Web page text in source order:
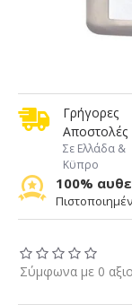
Γρήγορες
Αποστολές
Σε Ελλάδα &
Κϋπρο
100%
Σύμφωνα με 0